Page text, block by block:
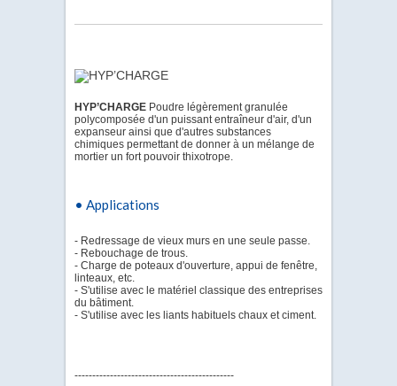
HYP’CHARGE Poudre légèrement granulée
polycomposée d'un puissant entraîneur d'air, d'un
expanseur ainsi que d'autres substances
chimiques permettant de donner à un mélange de
mortier un fort pouvoir thixotrope.
• Applications
- Redressage de vieux murs en une seule passe.
- Rebouchage de trous.
- Charge de poteaux d'ouverture, appui de fenêtre,
linteaux, etc.
- S'utilise avec le matériel classique des entreprises
du bâtiment.
- S'utilise avec les liants habituels chaux et ciment.
---------------------------------------------